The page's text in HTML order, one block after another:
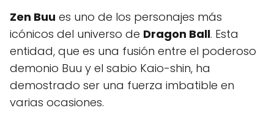
Zen Buu es uno de los personajes más
icónicos del universo de Dragon Ball. Esta
entidad, que es una fusión entre el poderoso
demonio Buu y el sabio Kaio-shin, ha
demostrado ser una fuerza imbatible en
varias ocasiones.